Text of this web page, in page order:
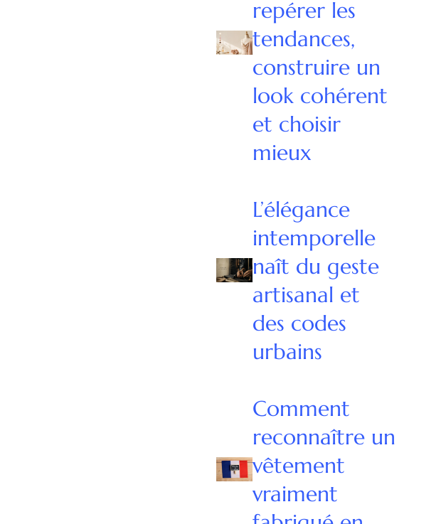
repérer les
tendances,
construire un
look cohérent
et choisir
mieux
L’élégance
intemporelle
naît du geste
artisanal et
des codes
urbains
Comment
reconnaître un
vêtement
vraiment